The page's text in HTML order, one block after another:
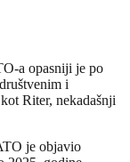
a opasniji je po
i
Riter, nekadašnji
je objavio